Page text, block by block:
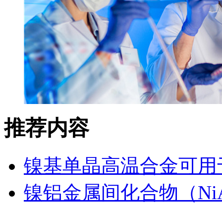
推荐内容
镍基单晶高温合金可
镍铝金属间化合物（